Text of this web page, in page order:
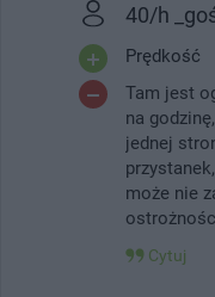
40/h
Prędkość
Tam jest
na
jednej
może nie
Cytuj